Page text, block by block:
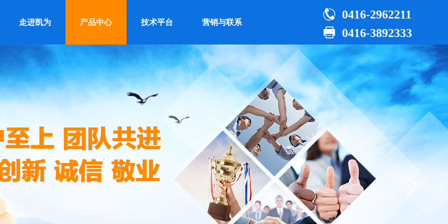
 0416-2962211
 0416-3892333
走进凯为 产品中心 技术平台 营销与联系